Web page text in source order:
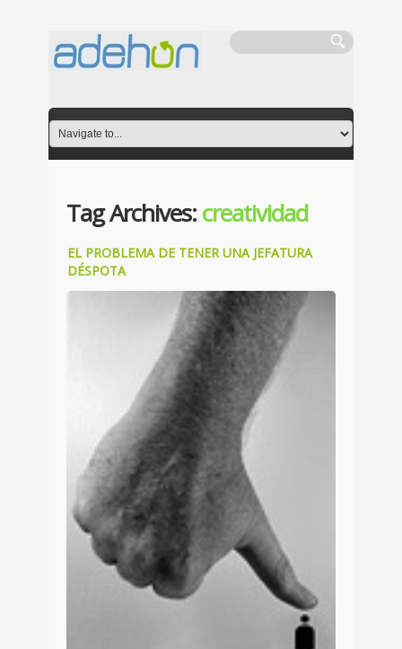
Tag Archives:creatividad
EL PROBLEMA DE TENER UNA JEFATURA
DÉSPOTA